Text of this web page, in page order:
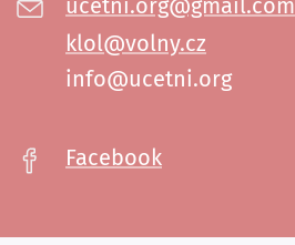
klol@volny.cz
info@ucetni.org
Facebook